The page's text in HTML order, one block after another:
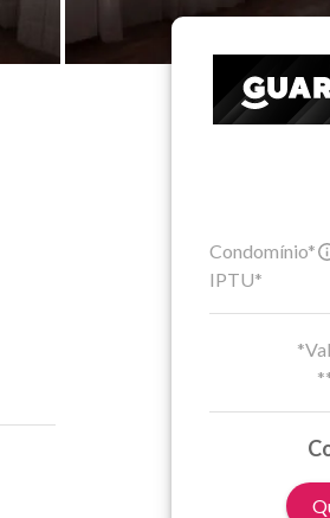
Condomínio*
IPTU*